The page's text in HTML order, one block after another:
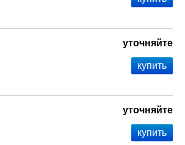
уточняйте
уточняйте